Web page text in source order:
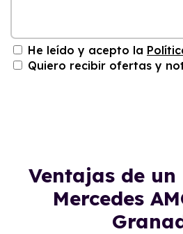
He leído y acepto la
Quiero recibir ofertas y
Ventajas de
Mercedes